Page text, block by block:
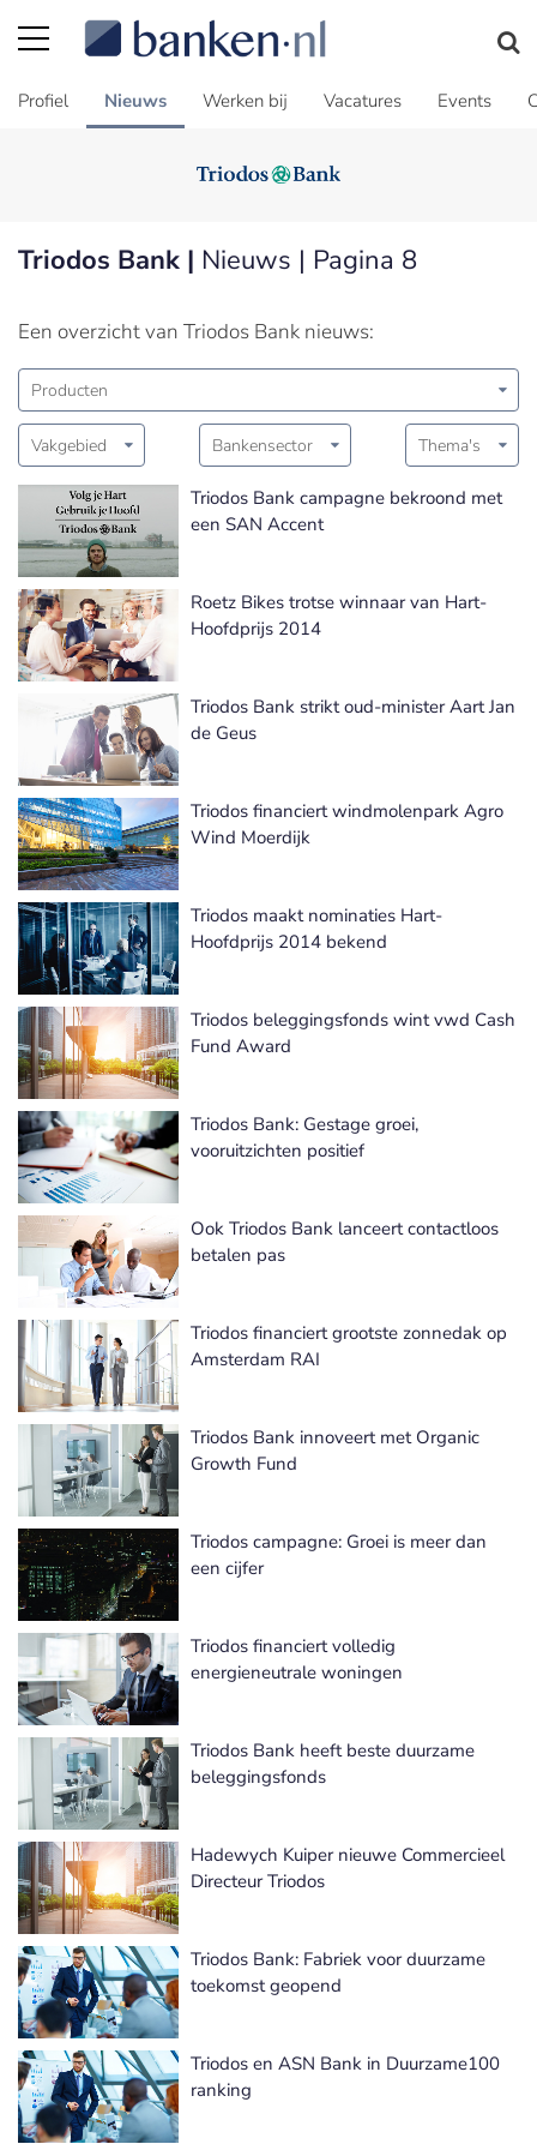
Profiel Nieuws Werken bij Vacatures Events
Triodos Bank | Nieuws | Pagina 8
Een overzicht van Triodos Bank nieuws:
Producten
Vakgebied Bankensector Thema's
Triodos Bank campagne bekroond met
een SAN Accent
Roetz Bikes trotse winnaar van Hart-
Hoofdprijs 2014
Triodos Bank strikt oud-minister Aart Jan
de Geus
Triodos financiert windmolenpark Agro
Wind Moerdijk
Triodos maakt nominaties Hart-
Hoofdprijs 2014 bekend
Triodos beleggingsfonds wint vwd Cash
Fund Award
Triodos Bank: Gestage groei,
vooruitzichten positief
Ook Triodos Bank lanceert contactloos
betalen pas
Triodos financiert grootste zonnedak op
Amsterdam RAI
Triodos Bank innoveert met Organic
Growth Fund
Triodos campagne: Groei is meer dan
een cijfer
Triodos financiert volledig
energieneutrale woningen
Triodos Bank heeft beste duurzame
beleggingsfonds
Hadewych Kuiper nieuwe Commercieel
Directeur Triodos
Triodos Bank: Fabriek voor duurzame
toekomst geopend
Triodos en ASN Bank in Duurzame100
ranking